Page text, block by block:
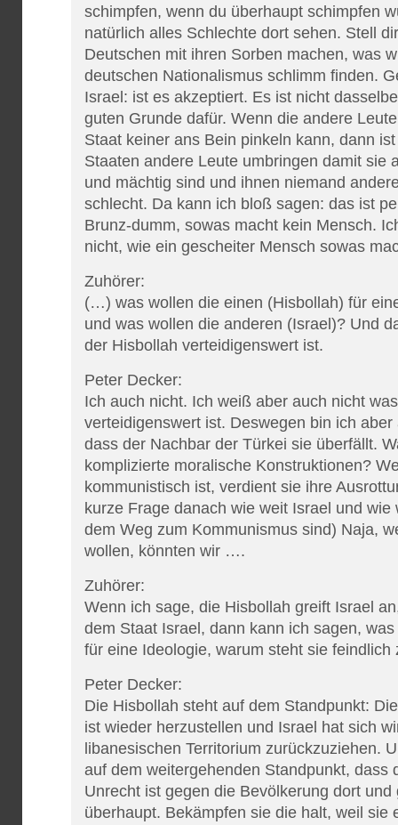
schimpfen, wenn du überhaupt schimpfen
natürlich alles Schlechte dort sehen. Stell
Deutschen mit ihren Sorben machen, was
deutschen Nationalismus schlimm finden.
Israel: ist es akzeptiert. Es ist nicht
guten Grunde dafür. Wenn die andere
Staat keiner ans Bein pinkeln kann, dann
Staaten andere Leute umbringen damit sie
und mächtig sind und ihnen niemand
schlecht. Da kann ich bloß sagen: das ist
Brunz-dumm, sowas macht kein Mensch.
nicht, wie ein gescheiter Mensch sowas
Zuhörer:
(…) was wollen die einen (Hisbollah) für
und was wollen die anderen (Israel)? Und
der Hisbollah verteidigenswert ist.
Peter Decker:
Ich auch nicht. Ich weiß aber auch nicht
verteidigenswert ist. Deswegen bin ich
dass der Nachbar der Türkei sie überfällt.
komplizierte moralische Konstruktionen?
kommunistisch ist, verdient sie ihre
kurze Frage danach wie weit Israel und
dem Weg zum Kommunismus sind) Naja,
wollen, könnten wir ….
Zuhörer:
Wenn ich sage, die Hisbollah greift Israel
dem Staat Israel, dann kann ich sagen,
für eine Ideologie, warum steht sie
Peter Decker:
Die Hisbollah steht auf dem Standpunkt:
ist wieder herzustellen und Israel hat sich
libanesischen Territorium zurückzuziehen.
auf dem weitergehenden Standpunkt, dass
Unrecht ist gegen die Bevölkerung dort und
überhaupt. Bekämpfen sie die halt, weil sie